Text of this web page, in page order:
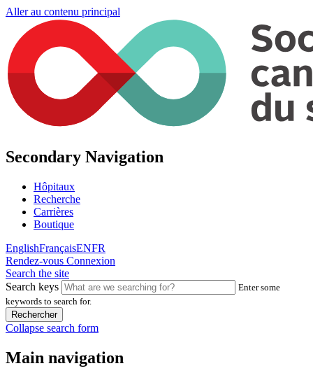
Aller au contenu principal
Secondary Navigation
Hôpitaux
Recherche
Carrières
Boutique
EnglishFrançaisENFR
Rendez-vous Connexion
Search the site
Search keys
Enter some
keywords to search for.
Collapse search form
Main navigation